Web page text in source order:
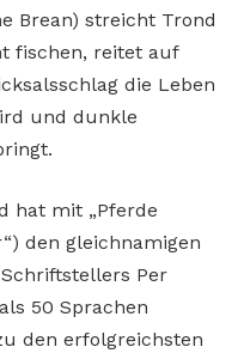
Brean) streicht Trond
fischen, reitet auf
die Leben
und dunkle
hat mit „Pferde
den gleichnamigen
Per
50 Sprachen
den erfolgreichsten